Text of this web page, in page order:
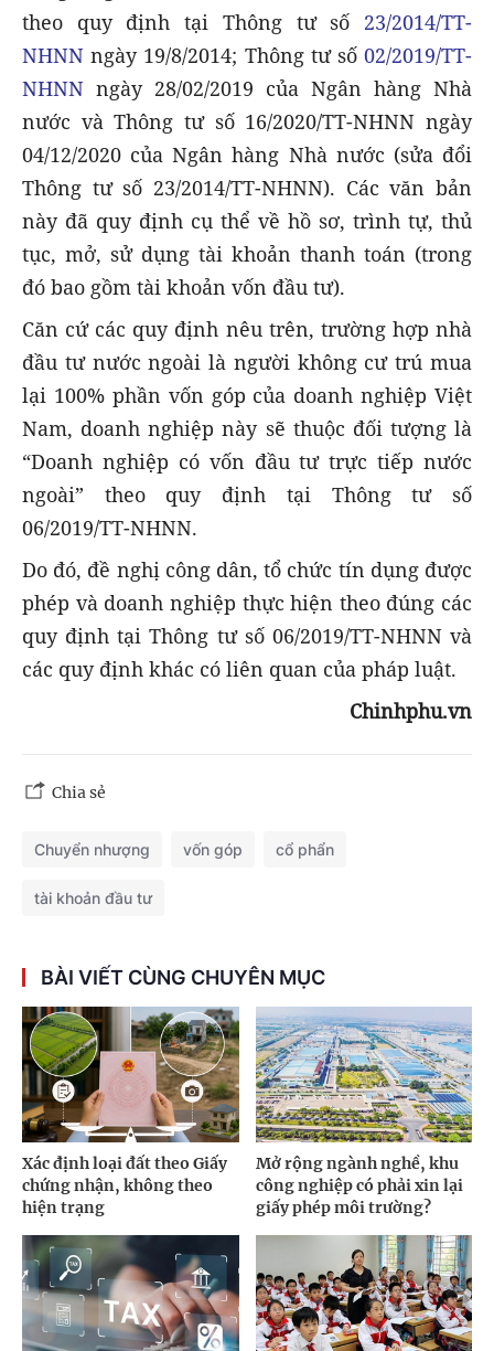
theo quy định tại Thông tư số 23/2014/TT-
NHNN ngày 19/8/2014; Thông tư số 02/2019/TT-
NHNN ngày 28/02/2019 của Ngân hàng Nhà
nước và Thông tư số 16/2020/TT-NHNN ngày
04/12/2020 của Ngân hàng Nhà nước (sửa đổi
Thông tư số 23/2014/TT-NHNN). Các văn bản
này đã quy định cụ thể về hồ sơ, trình tự, thủ
tục, mở, sử dụng tài khoản thanh toán (trong
đó bao gồm tài khoản vốn đầu tư).
Căn cứ các quy định nêu trên, trường hợp nhà
đầu tư nước ngoài là người không cư trú mua
lại 100% phần vốn góp của doanh nghiệp Việt
Nam, doanh nghiệp này sẽ thuộc đối tượng là
“Doanh nghiệp có vốn đầu tư trực tiếp nước
ngoài” theo quy định tại Thông tư số
06/2019/TT-NHNN.
Do đó, đề nghị công dân, tổ chức tín dụng được
phép và doanh nghiệp thực hiện theo đúng các
quy định tại Thông tư số 06/2019/TT-NHNN và
các quy định khác có liên quan của pháp luật.
Chinhphu.vn
Chia sẻ
Chuyển nhượng vốn góp cổ phẩn
tài khoản đầu tư
BÀI VIẾT CÙNG CHUYÊN MỤC
Xác định loại đất theo Giấy
chứng nhận, không theo
hiện trạng
Mở rộng ngành nghề, khu
công nghiệp có phải xin lại
giấy phép môi trường?